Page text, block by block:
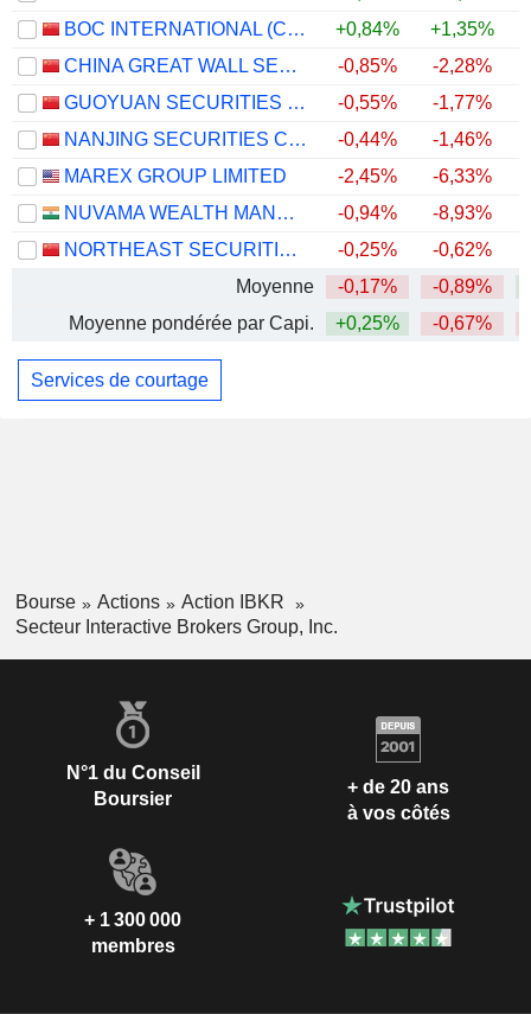
BOC INTERNATIONAL (CHINA) CO., LTD.
+0,84% +1,35%
CHINA GREAT WALL SECURITIES CO.,LTD.
-0,85% -2,28%
GUOYUAN SECURITIES COMPANY LIMITED
-0,55% -1,77%
NANJING SECURITIES CO., LTD.
-0,44% -1,46%
MAREX GROUP LIMITED
-2,45% -6,33%
NUVAMA WEALTH MANAGEMENT LIMITED
-0,94% -8,93%
NORTHEAST SECURITIES CO., LTD.
-0,25% -0,62%
Moyenne
-0,17% -0,89%
Moyenne pondérée par Capi.
+0,25% -0,67%
Services de courtage
Bourse Actions
Action IBKR
Secteur Interactive Brokers Group, Inc.
N°1 du Conseil
Boursier
+ de 20 ans
à vos côtés
+ 1 300 000
membres